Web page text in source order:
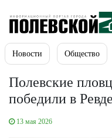
Новости Общество
Полевские
победили в Ревде
13 мая 2026